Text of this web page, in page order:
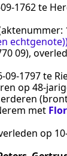
te
09),
te
op 48-
met
op